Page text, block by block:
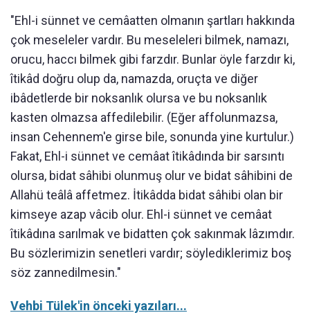
"Ehl-i sünnet ve cemâatten olmanın şartları hakkında
çok meseleler vardır. Bu meseleleri bilmek, namazı,
orucu, haccı bilmek gibi farzdır. Bunlar öyle farzdır ki,
îtikâd doğru olup da, namazda, oruçta ve diğer
ibâdetlerde bir noksanlık olursa ve bu noksanlık
kasten olmazsa affedilebilir. (Eğer affolunmazsa,
insan Cehennem'e girse bile, sonunda yine kurtulur.)
Fakat, Ehl-i sünnet ve cemâat îtikâdında bir sarsıntı
olursa, bidat sâhibi olunmuş olur ve bidat sâhibini de
Allahü teâlâ affetmez. İtikâdda bidat sâhibi olan bir
kimseye azap vâcib olur. Ehl-i sünnet ve cemâat
îtikâdına sarılmak ve bidatten çok sakınmak lâzımdır.
Bu sözlerimizin senetleri vardır; söylediklerimiz boş
söz zannedilmesin."
Vehbi Tülek'in önceki yazıları...